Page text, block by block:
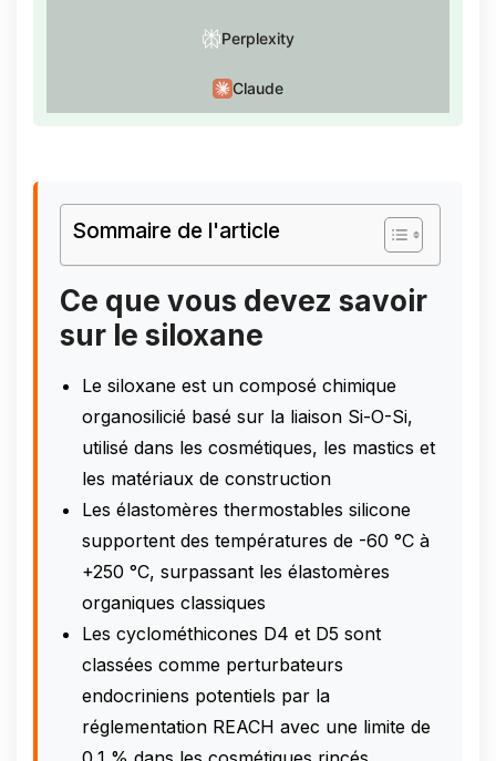
Perplexity
Claude
Sommaire de l'article
Ce que vous devez savoir
sur le siloxane
Le siloxane est un composé chimique
organosilicié basé sur la liaison Si-O-Si,
utilisé dans les cosmétiques, les mastics et
les matériaux de construction
Les élastomères thermostables silicone
supportent des températures de -60 °C à
+250 °C, surpassant les élastomères
organiques classiques
Les cyclométhicones D4 et D5 sont
classées comme perturbateurs
endocriniens potentiels par la
réglementation REACH avec une limite de